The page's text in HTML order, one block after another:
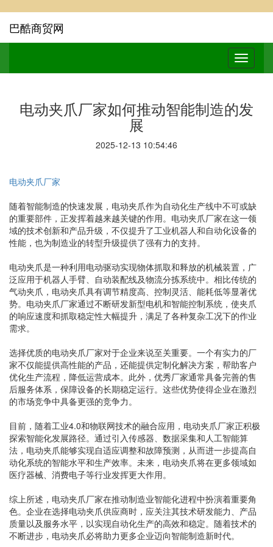
巴酷商贸网
电动夹爪厂家如何推动智能制造的发
展
2025-12-13 10:54:46
电动夹爪厂家
随着智能制造的快速发展，电动夹爪作为自动化生产线中不可或缺
的重要部件，正发挥着越来越关键的作用。电动夹爪厂家在这一领
域的技术创新和产品升级，不仅提升了工业机器人和自动化设备的
性能，也为制造业的转型升级提供了强有力的支持。
电动夹爪是一种利用电动驱动实现物体抓取和释放的机械装置，广
泛应用于机器人手臂、自动装配线及物流分拣系统中。相比传统的
气动夹爪，电动夹爪具有调节精度高、控制灵活、能耗低等显著优
势。电动夹爪厂家通过不断研发新型电机和智能控制系统，使夹爪
的响应速度和抓取稳定性大幅提升，满足了各种复杂工况下的作业
需求。
选择优质的电动夹爪厂家对于企业来说至关重要。一个有实力的厂
家不仅能提供高性能的产品，还能提供定制化解决方案，帮助客户
优化生产流程，降低运营成本。此外，优秀厂家通常具备完善的售
后服务体系，保障设备的长期稳定运行。这些优势使得企业在激烈
的市场竞争中具备更强的竞争力。
目前，随着工业4.0和物联网技术的融合应用，电动夹爪厂家正积极
探索智能化发展路径。通过引入传感器、数据采集和人工智能算
法，电动夹爪能够实现自适应调整和故障预测，从而进一步提高自
动化系统的智能水平和生产效率。未来，电动夹爪将在更多领域如
医疗器械、消费电子等行业发挥更大作用。
综上所述，电动夹爪厂家在推动制造业智能化进程中扮演着重要角
色。企业在选择电动夹爪供应商时，应关注其技术研发能力、产品
质量以及服务水平，以实现自动化生产的高效和稳定。随着技术的
不断进步，电动夹爪必将助力更多企业迈向智能制造新时代。